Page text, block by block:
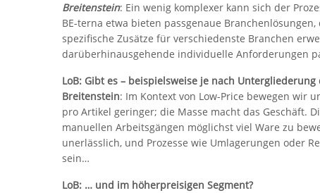
Breitenstein: Ein wenig komplexer kann sich der
BE-terna etwa bieten passgenaue
spezifische Zusätze für verschiedenste Branchen
darüberhinausgehende individuelle Anforderungen
LoB: Gibt es – beispielsweise je nach
Breitenstein: Im Kontext von Low-Price bewegen wir
pro Artikel geringer; die Masse macht das Geschäft.
manuellen Arbeitsgängen möglichst viel Ware zu
unerlässlich, und Prozesse wie Umlagerungen oder
sein…
LoB: … und im höherpreisigen Segment?